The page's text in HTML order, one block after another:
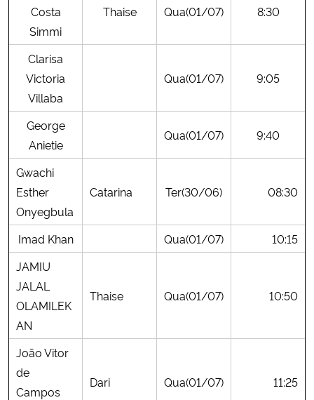
Secretaria-Geral
Secretaria de Governo
Gabinete de Segurança Institucional
Advocacia-Geral da União
Banco Central do Brasil
Planalto
Costa
Simmi
Thaise Qua(01/07) 8:30
Clarisa
Victoria
Villaba
Qua(01/07) 9:05
George
Anietie
Qua(01/07) 9:40
Gwachi
Esther
Onyegbula
Catarina Ter(30/06) 08:30
Imad Khan Qua(01/07)
10:15
JAMIU
JALAL
OLAMILEK
AN
Thaise Qua(01/07) 10:50
João Vitor
de
Campos
Dari Qua(01/07) 11:25